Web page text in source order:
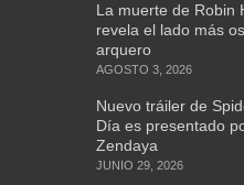
La muerte de Robin
revela el lado más
arquero
AGOSTO 3, 2026
Nuevo tráiler de
Día es presentado
Zendaya
JUNIO 29, 2026